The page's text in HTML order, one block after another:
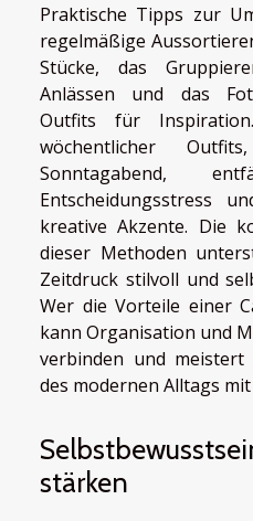
Praktische Tipps zur
regelmäßige
Stücke, das
Anlässen und das
Outfits für
wöchentlicher
Sonntagabend,
Entscheidungsstress
kreative Akzente. Die
dieser Methoden
Zeitdruck stilvoll und
Wer die Vorteile einer
kann Organisation und
verbinden und meistert
des modernen Alltags
stärken